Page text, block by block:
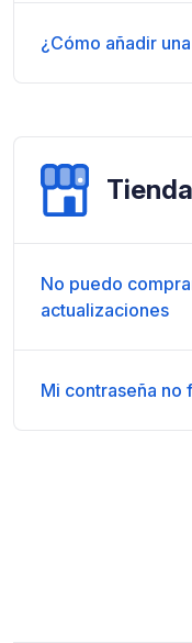
¿Cómo añadir
Tienda
No puedo
actualizaciones
Mi contraseña no